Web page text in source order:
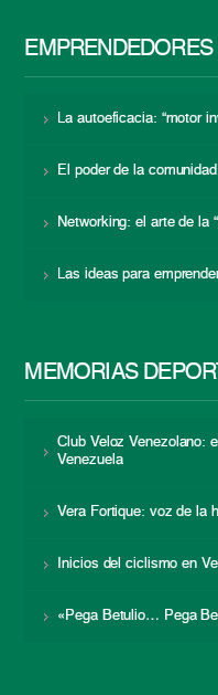
EMPRENDEDORES
La autoeficacia: “motor
El poder de la
Networking: el arte de la
Las ideas para
MEMORIAS
Club Veloz Venezolano:
Venezuela
Vera Fortique: voz de la
Inicios del ciclismo en
«Pega Betulio… Pega